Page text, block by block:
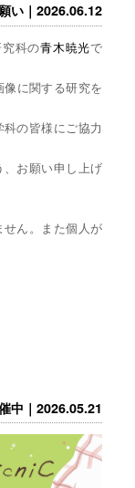
い｜2026.06.12
科の青木暁光で
に関する研究を
の皆様にご協力
お願い申し上げ
ん。また個人が
中｜2026.05.21